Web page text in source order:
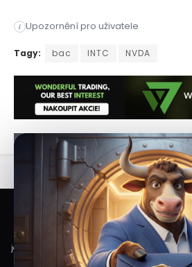
i Upozornění pro uživatele
Po desetiletích dominance
Tagy: bac INTC NVDA
Veškeré informace a materiály zveřejněné
Burzovního Světa vycházejí z veřejně
jejich zpracování je postupováno s odbornou
objektivní, aktuální a srozumitelné informace.